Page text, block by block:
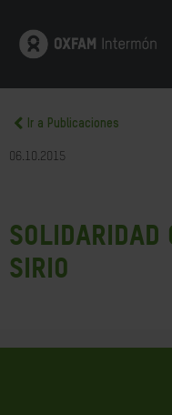
Ir a Publicaciones
06.10.2015
Solidaridad
sirio